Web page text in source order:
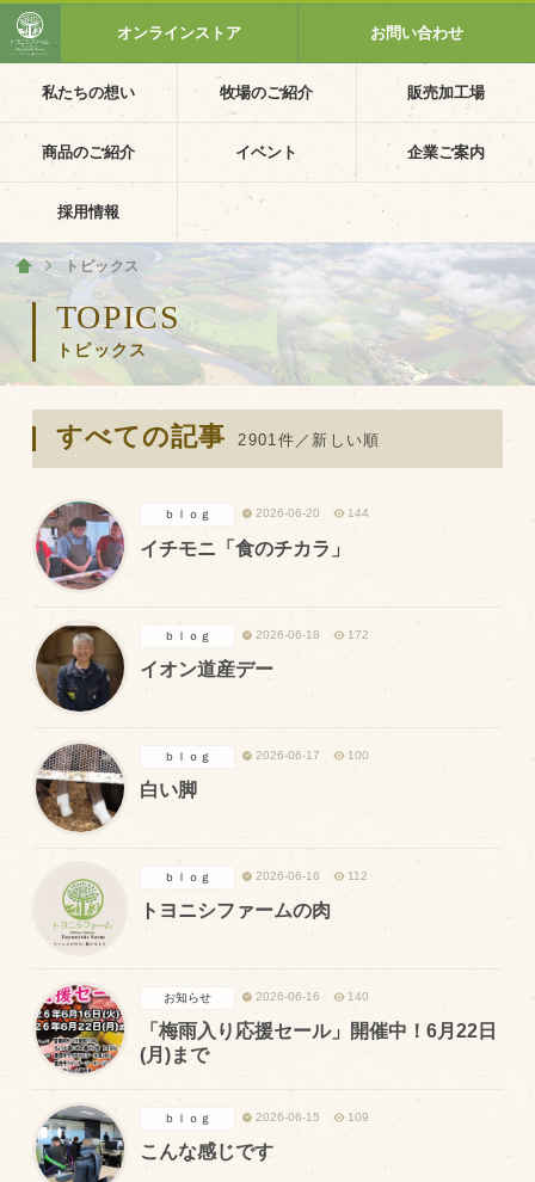
私たちの想い 牧場のご紹介 販売加工場
商品のご紹介 イベント 企業ご案内
採用情報
オンラインストア お問い合わせ
TOPICS
トピックス
ホーム
トピックス
すべての記事 2901件／新しい順
2026-06-20 144
イチモニ「食のチカラ」
ｂｌｏｇ
2026-06-18 172
イオン道産デー
ｂｌｏｇ
2026-06-17 100
白い脚
ｂｌｏｇ
2026-06-16 112
トヨニシファームの肉
ｂｌｏｇ
2026-06-16 140
「梅雨入り応援セール」開催中！6月22日
(月)まで
お知らせ
2026-06-15 109
こんな感じです
ｂｌｏｇ
ホーム
私たちの想い
PV動画
イベントカレンダー
イベント一覧
採用情報
企業ご案内
会社概要・沿革
個人情報保護方針
お知らせ
お客様の声
オリジナル投稿レシピ
十勝帯広の観光
採用情報
牧場の仕事
牧場のご紹介
牧場の仕事
飼育している牛について
環境・堆肥リサイクル